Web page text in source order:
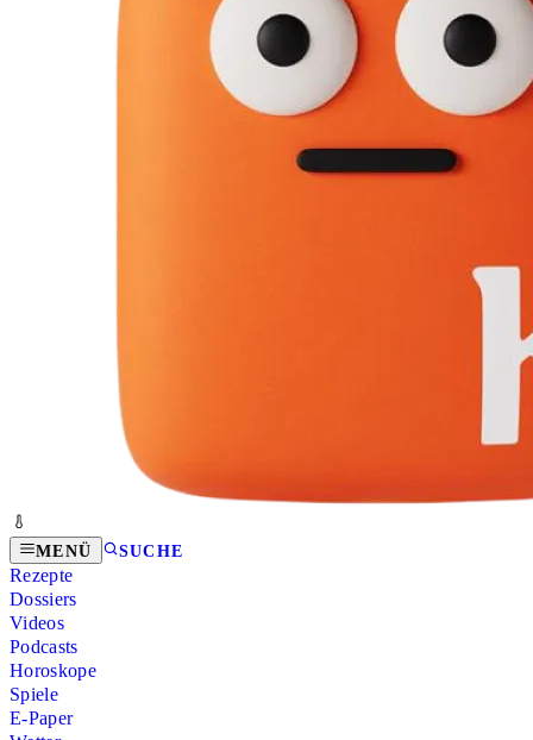
MENÜ SUCHE
Rezepte
Dossiers
Videos
Podcasts
Horoskope
Spiele
E-Paper